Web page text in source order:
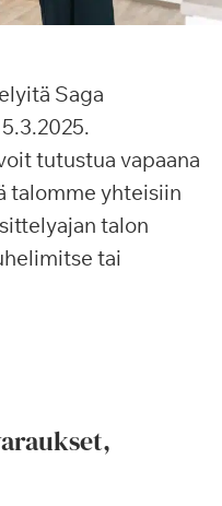
Saga
tutustua vapaana
talomme yhteisiin
talon
tai